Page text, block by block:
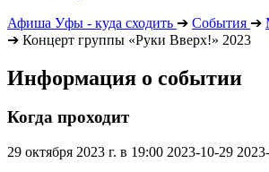
Афиша Уфы - куда сходить ➔ События ➔
➔ Концерт группы «Руки Вверх!» 2023
Информация о событии
Когда проходит
29 октября 2023 г. в 19:00 2023-10-29